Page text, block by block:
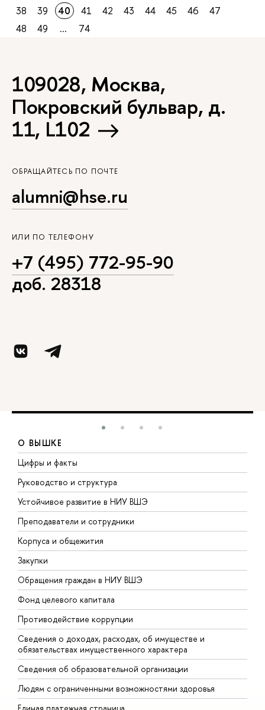
38
39 40 41 42 43 44 45 46
47
48
49 ... 74
109028, Москва,
Покровский бульвар, д.
11, L102
ОБРАЩАЙТЕСЬ ПО ПОЧТЕ
alumni@hse.ru
ИЛИ ПО ТЕЛЕФОНУ
+7 (495) 772-95-90
доб. 28318
О ВЫШКЕ
Цифры и факты
Руководство и структура
Устойчивое развитие в НИУ ВШЭ
Преподаватели и сотрудники
Корпуса и общежития
Закупки
Обращения граждан в НИУ ВШЭ
Фонд целевого капитала
Противодействие коррупции
Сведения о доходах, расходах, об имуществе и
обязательствах имущественного характера
Сведения об образовательной организации
Людям с ограниченными возможностями здоровья